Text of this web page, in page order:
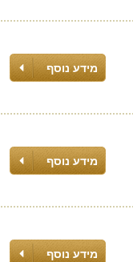
מידע נוסף
מידע נוסף
מידע נוסף